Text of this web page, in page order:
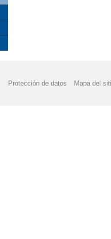
Protección de datos Mapa del